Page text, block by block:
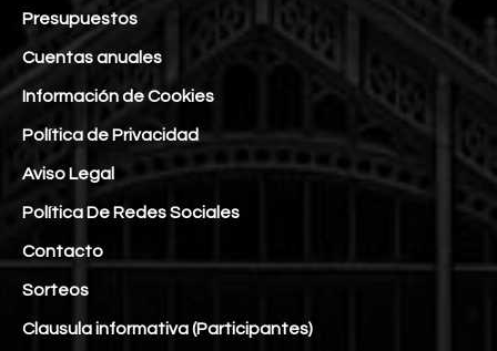
Presupuestos
Cuentas anuales
Información de Cookies
Política de Privacidad
Aviso Legal
Política De Redes Sociales
Contacto
Sorteos
Clausula informativa (Participantes)